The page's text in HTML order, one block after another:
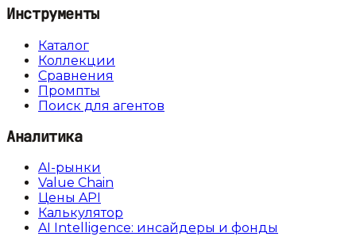
Инструменты
Каталог
Коллекции
Сравнения
Промпты
Поиск для агентов
Аналитика
AI-рынки
Value Chain
Цены API
Калькулятор
AI Intelligence: инсайдеры и фонды